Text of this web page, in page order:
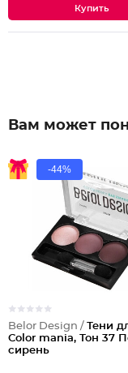
Вам может
-44%
Belor Design / Тени
Color mania, Тон 37
сирень